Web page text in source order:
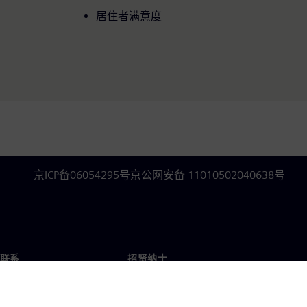
居住者满意度
京ICP备06054295号京公网安备 11010502040638号
系 招贤纳士